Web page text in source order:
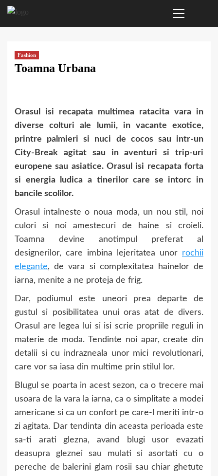
Sari
Menu
Fashion
Toamna Urbana
Orasul isi recapata multimea ratacita vara in
diverse colturi ale lumii, in vacante exotice,
printre palmieri si nuci de cocos sau intr-un
City-Break agitat sau in aventuri si trip-uri
europene sau asiatice. Orasul isi recapata forta
si energia ludica a tinerilor care se intorc in
bancile scolilor.
Orasul intalneste o noua moda, un nou stil, noi
culori si noi amestecuri de haine si croieli.
Toamna devine anotimpul preferat al
designerilor, care imbina lejeritatea unor rochii
elegante, de vara si complexitatea hainelor de
iarna, menite a ne proteja de frig.
Dar, podiumul este uneori prea departe de
gustul si posibilitatea unui oras atat de divers.
Orasul are legea lui si isi scrie propriile reguli in
materie de moda. Tendinte noi apar, create din
detalii si cu indrazneala unor mici revolutionari,
care vor sa iasa din multime prin stilul lor.
Blugul se poarta in acest sezon, ca o trecere mai
usoara de la vara la iarna, ca o simplitate a modei
americane si ca un confort pe care-l meriti intr-o
zi agitata. Dar tendinta din aceasta perioada este
sa-ti arati glezna, avand blugi usor evazati
deasupra gleznei sau mulati si asortati cu o
pereche de balerini glam rosii sau chiar ghetute